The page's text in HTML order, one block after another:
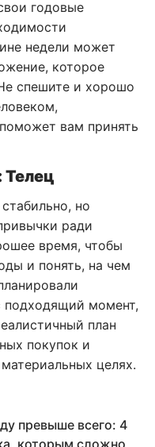
годовые
недели может
которое
спешите и хорошо
вам принять
Телец
но
ради
время, чтобы
и понять, на чем
подходящий момент,
план
покупок и
целях.
превыше всего: 4
которым сложно